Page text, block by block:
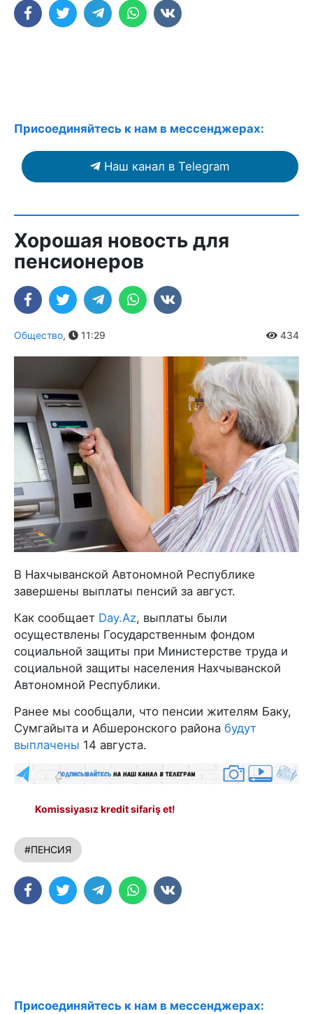
Присоединяйтесь к нам в мессенджерах:
Наш канал в Telegram
Хорошая новость для
пенсионеров
Общество, 11:29 434
В Нахчыванской Автономной Республике
завершены выплаты пенсий за август.
Как сообщает Day.Az, выплаты были
осуществлены Государственным фондом
социальной защиты при Министерстве труда и
социальной защиты населения Нахчыванской
Автономной Республики.
Ранее мы сообщали, что пенсии жителям Баку,
Сумгайыта и Абшеронского района будут
выплачены 14 августа.
Komissiyasız kredit sifariş et!
#ПЕНСИЯ
Присоединяйтесь к нам в мессенджерах: